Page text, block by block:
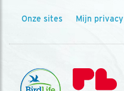
Onze sites Mijn privacy